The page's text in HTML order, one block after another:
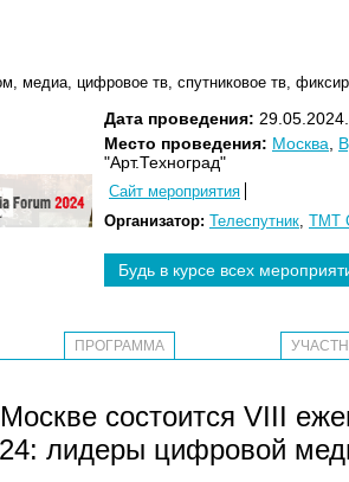
, медиа, цифровое тв, спутниковое тв,
Дата проведения:
Место проведения: Москва
"Арт.Техноград"
Сайт мероприятия
Организатор: Телеспутник, TMT
Будь в курсе всех
ПРОГРАММА
состоится VIII
лидеры цифровой